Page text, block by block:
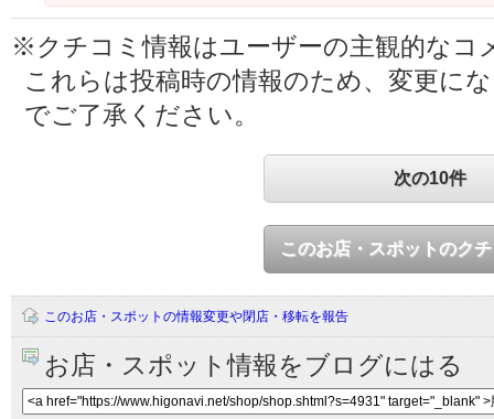
※クチコミ情報はユーザーの主観的なコ
これらは投稿時の情報のため、変更に
でご了承ください。
次の10件
このお店・スポットのク
このお店・スポットの情報変更や閉店・移転を報告
お店・スポット情報をブログにはる